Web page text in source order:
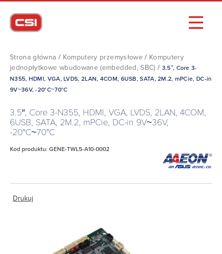
Strona główna / Komputery przemysłowe / Komputery
jednopłytkowe wbudowane (embedded, SBC) / 3.5″, Core 3-
N355, HDMI, VGA, LVDS, 2LAN, 4COM, 6USB, SATA, 2M.2, mPCie, DC-in
9V~36V, -20°C~70°C
3.5″, Core 3-N355, HDMI, VGA, LVDS, 2LAN, 4COM,
6USB, SATA, 2M.2, mPCie, DC-in 9V~36V,
-20°C~70°C
Kod produktu: GENE-TWL5-A10-0002
Drukuj